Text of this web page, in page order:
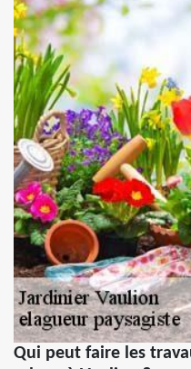
Qui peut faire les